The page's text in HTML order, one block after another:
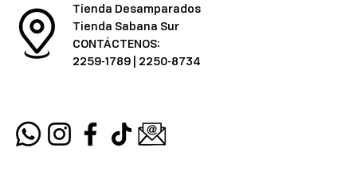
Tienda Desamparados
Tienda Sabana Sur
CONTÁCTENOS:
2259-1789 | 2250-8734